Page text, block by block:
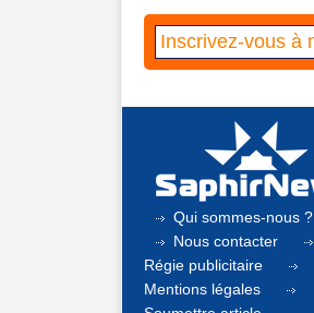
Qui sommes-nous ?
Nous contacter
Régie publicitaire
Mentions légales